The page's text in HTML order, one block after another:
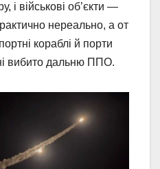
і військові об’єкти —
нереально, а от
кораблі й порти
вибито дальню ППО.